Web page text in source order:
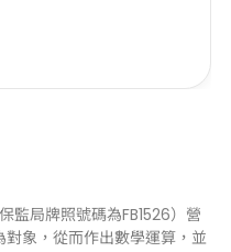
局牌照號碼為FB1526）營
象，從而作出數學運算，並